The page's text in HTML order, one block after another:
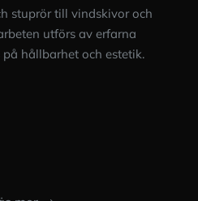
stuprör till vindskivor och
utförs av erfarna
hållbarhet och estetik.